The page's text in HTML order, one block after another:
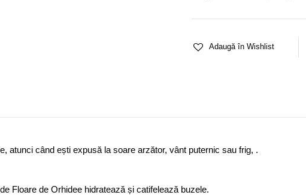
Adaugă în Wishlist
atunci când ești expusă la soare arzător, vânt puternic sau frig, .
Floare de Orhidee hidratează și catifelează buzele.